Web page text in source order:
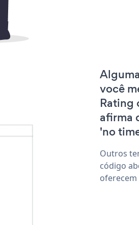
você
Rating
afirma
'no
Outros
código